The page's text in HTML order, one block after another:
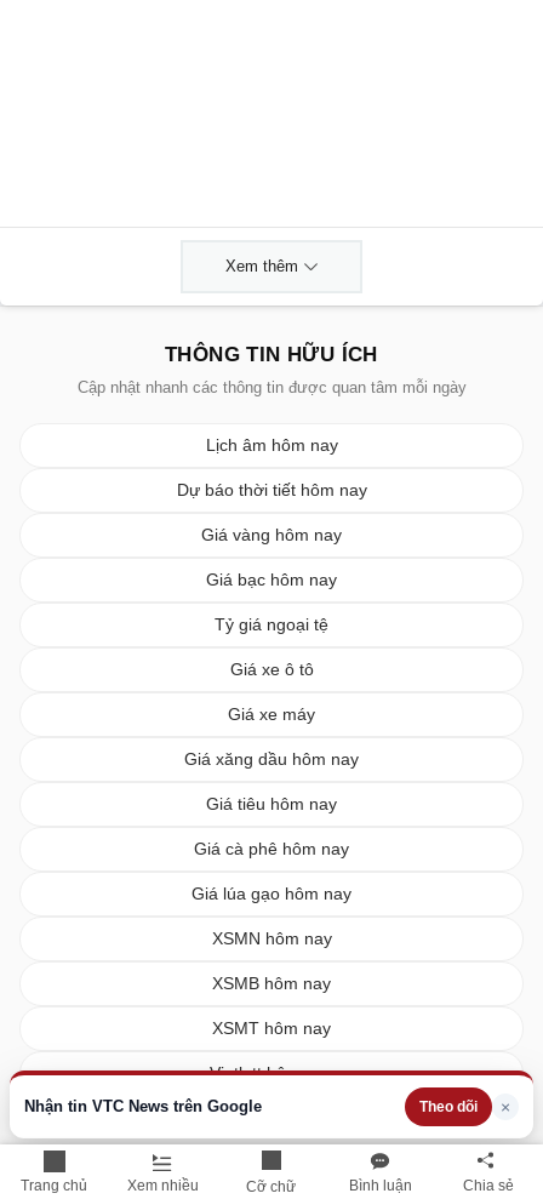
Trang chủ Xem nhiều Cỡ chữ Bình luận Chia sẻ
Nhận tin VTC News trên Google Theo dõi ×
Xem thêm
THÔNG TIN HỮU ÍCH
Cập nhật nhanh các thông tin được quan tâm mỗi ngày
Lịch âm hôm nay
Dự báo thời tiết hôm nay
Giá vàng hôm nay
Giá bạc hôm nay
Tỷ giá ngoại tệ
Giá xe ô tô
Giá xe máy
Giá xăng dầu hôm nay
Giá tiêu hôm nay
Giá cà phê hôm nay
Giá lúa gạo hôm nay
XSMN hôm nay
XSMB hôm nay
XSMT hôm nay
Vietlott hôm nay